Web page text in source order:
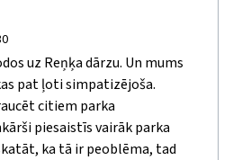
uz Reņķa dārzu. Un mums
pat ļoti simpatizējoša.
citiem parka
piesaistīs vairāk parka
ka tā ir peoblēma, tad